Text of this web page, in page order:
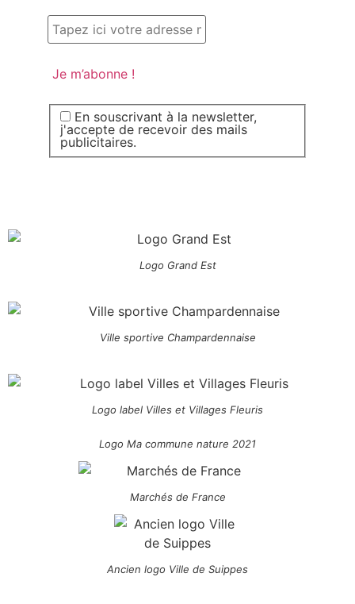
En souscrivant à la newsletter,
j'accepte de recevoir des mails
publicitaires.
Logo Grand Est
Ville sportive Champardennaise
Logo label Villes et Villages Fleuris
Logo Ma commune nature 2021
Marchés de France
Ancien logo Ville de Suippes